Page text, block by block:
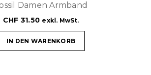
Damen Armband
CHF 31.50 exkl. MwSt.
IN DEN WARENKORB